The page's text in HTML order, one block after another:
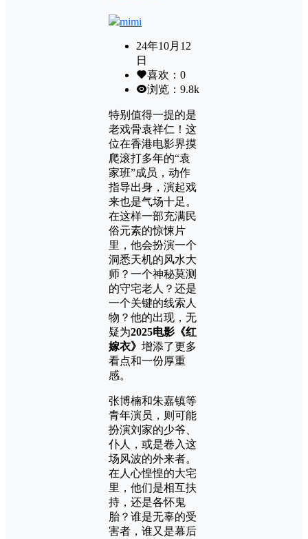
mimi
24年10月12
日
喜欢： 0
浏览： 9.8k
特别值得一提的是
老戏骨袁祥仁！这
位在香港电影界摸
爬滚打多年的“袁
家班”成员，动作
指导出身，演起戏
来也是气场十足。
在这样一部充满民
俗元素的惊悚片
里，他会扮演一个
洞悉天机的风水大
师？一个神秘莫测
的守宅老人？还是
一个关键的线索人
物？他的出现，无
疑为2025电影《红
嫁衣》 增添了更多
看点和一份厚重
感。
张博楠和朱嘉镇等
青年演员，则可能
扮演刘家的少爷、
仆人，或是卷入这
场风波的外来者。
在人心惶惶的大宅
里，他们是相互扶
持，还是各怀鬼
胎？谁是无辜的受
害者，谁又是幕后